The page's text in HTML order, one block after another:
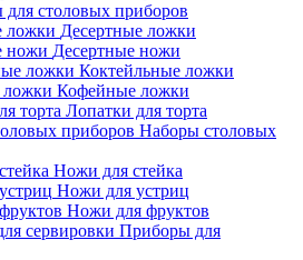
для столовых приборов
Десертные ложки
Десертные ножи
Коктейльные ложки
Кофейные ложки
Лопатки для торта
Наборы столовых
Ножи для стейка
Ножи для устриц
Ножи для фруктов
Приборы для